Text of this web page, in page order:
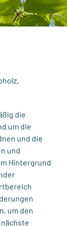
die
um die
und die
und
Hintergrund
um den